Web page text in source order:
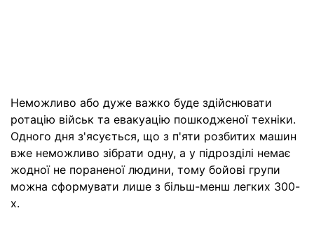
Неможливо або дуже важко буде здійснювати
ротацію військ та евакуацію пошкодженої техніки.
Одного дня з'ясується, що з п'яти розбитих машин
вже неможливо зібрати одну, а у підрозділі немає
жодної не пораненої людини, тому бойові групи
можна сформувати лише з більш-менш легких 300-
х.